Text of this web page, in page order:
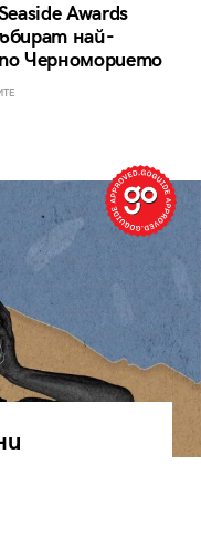
Awards
най-
Черноморието